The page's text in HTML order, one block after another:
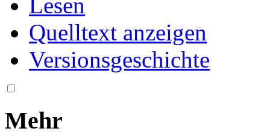
Lesen
Quelltext anzeigen
Versionsgeschichte
Mehr